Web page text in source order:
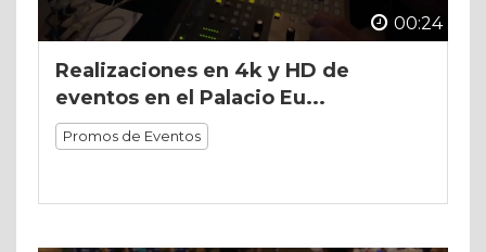
00:24
Realizaciones en 4k y HD de
eventos en el Palacio Eu...
Promos de Eventos